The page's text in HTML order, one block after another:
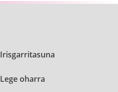
Irisgarritasuna
Lege oharra